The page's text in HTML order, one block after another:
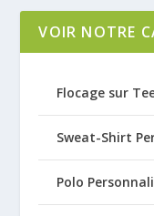
VOIR NOTRE
Flocage sur
Sweat-Shirt
Polo